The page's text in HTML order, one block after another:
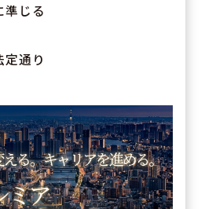
じる
通り